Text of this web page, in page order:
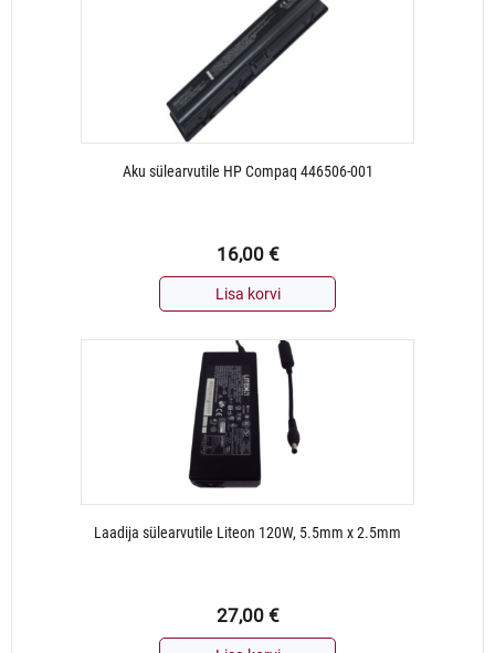
Aku sülearvutile HP Compaq 446506-001
16,00 €
Lisa korvi
Laadija sülearvutile Liteon 120W, 5.5mm x 2.5mm
27,00 €